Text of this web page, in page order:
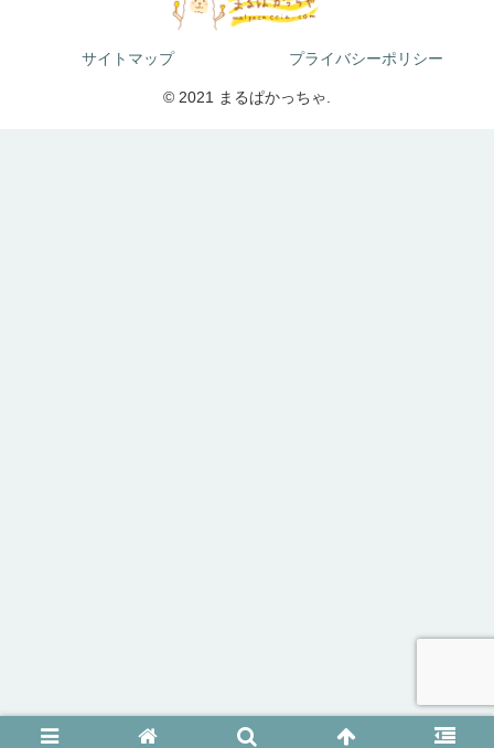
サイトマップ プライバシーポリシー
© 2021 まるぱかっちゃ.